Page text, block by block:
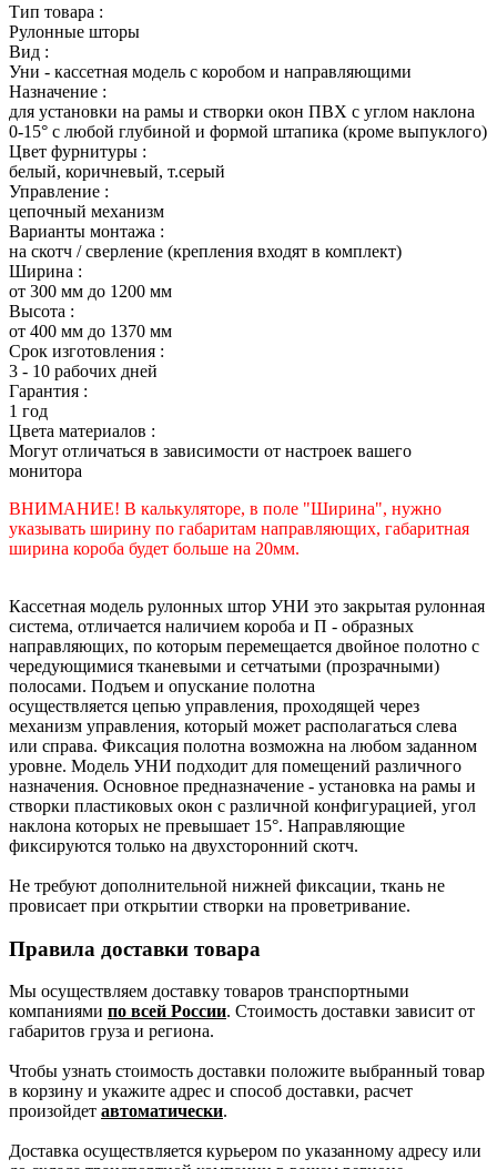
Тип товара :
Рулонные шторы
Вид :
Уни - кассетная модель с коробом и направляющими
Назначение :
для установки на рамы и створки окон ПВХ с углом наклона
0-15° с любой глубиной и формой штапика (кроме выпуклого)
Цвет фурнитуры :
белый, коричневый, т.серый
Управление :
цепочный механизм
Варианты монтажа :
на скотч / сверление (крепления входят в комплект)
Ширина :
от 300 мм до 1200 мм
Высота :
от 400 мм до 1370 мм
Срок изготовления :
3 - 10 рабочих дней
Гарантия :
1 год
Цвета материалов :
Могут отличаться в зависимости от настроек вашего
монитора
ВНИМАНИЕ! В калькуляторе, в поле "Ширина", нужно
указывать ширину по габаритам направляющих, габаритная
ширина короба будет больше на 20мм.
Кассетная модель рулонных штор УНИ это закрытая рулонная
система, отличается наличием короба и П - образных
направляющих, по которым перемещается двойное полотно с
чередующимися тканевыми и сетчатыми (прозрачными)
полосами. Подъем и опускание полотна
осуществляется цепью управления, проходящей через
механизм управления, который может располагаться слева
или справа. Фиксация полотна возможна на любом заданном
уровне. Модель УНИ подходит для помещений различного
назначения. Основное предназначение - установка на рамы и
створки пластиковых окон с различной конфигурацией, угол
наклона которых не превышает 15°. Направляющие
фиксируются только на двухсторонний скотч.
Не требуют дополнительной нижней фиксации, ткань не
провисает при открытии створки на проветривание.
Правила доставки товара
Мы осуществляем доставку товаров транспортными
компаниями по всей России. Стоимость доставки зависит от
габаритов груза и региона.
Чтобы узнать стоимость доставки положите выбранный товар
в корзину и укажите адрес и способ доставки, расчет
произойдет автоматически.
Доставка осуществляется курьером по указанному адресу или